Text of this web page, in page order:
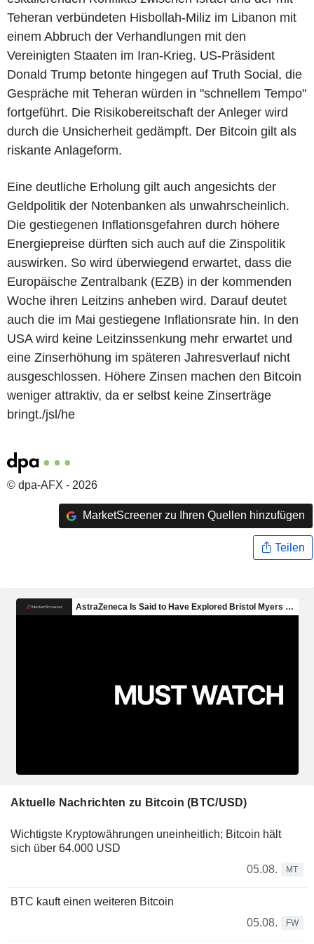
Teheran verbündeten Hisbollah-Miliz im Libanon mit
einem Abbruch der Verhandlungen mit den
Vereinigten Staaten im Iran-Krieg. US-Präsident
Donald Trump betonte hingegen auf Truth Social, die
Gespräche mit Teheran würden in "schnellem Tempo"
fortgeführt. Die Risikobereitschaft der Anleger wird
durch die Unsicherheit gedämpft. Der Bitcoin gilt als
riskante Anlageform.
Eine deutliche Erholung gilt auch angesichts der
Geldpolitik der Notenbanken als unwahrscheinlich.
Die gestiegenen Inflationsgefahren durch höhere
Energiepreise dürften sich auch auf die Zinspolitik
auswirken. So wird überwiegend erwartet, dass die
Europäische Zentralbank (EZB) in der kommenden
Woche ihren Leitzins anheben wird. Darauf deutet
auch die im Mai gestiegene Inflationsrate hin. In den
USA wird keine Leitzinssenkung mehr erwartet und
eine Zinserhöhung im späteren Jahresverlauf nicht
ausgeschlossen. Höhere Zinsen machen den Bitcoin
weniger attraktiv, da er selbst keine Zinserträge
bringt./jsl/he
© dpa-AFX - 2026
MarketScreener zu Ihren Quellen hinzufügen
Teilen
Aktuelle Nachrichten zu Bitcoin (BTC/USD)
Wichtigste Kryptowährungen uneinheitlich; Bitcoin hält
sich über 64.000 USD
05.08.
MT
BTC kauft einen weiteren Bitcoin
05.08.
FW